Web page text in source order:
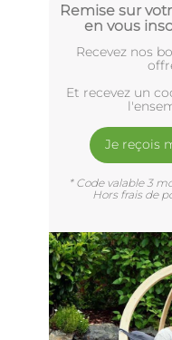
Remise sur
en vous
Recevez nos
Et recevez un
Je reçois
* Code valable 3
Hors frais de